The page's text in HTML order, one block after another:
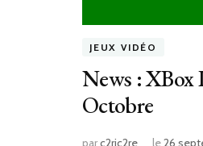
JEUX VIDÉO
News : XBox
Octobre
parc2ric2re le26